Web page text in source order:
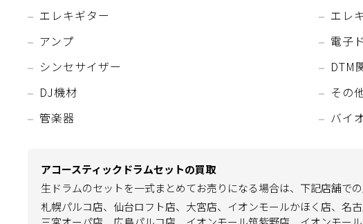
エレキギター
エレ
アンプ
電子
シンセサイザー
DTM
DJ機材
その
管楽器
バイ
アコースティックドラムセットの買取
生ドラムのセットを一式まとめてお売りになる場合は、下記店舗で
札幌パルコ店、仙台ロフト店、大宮店、イオンモールかほく店、名